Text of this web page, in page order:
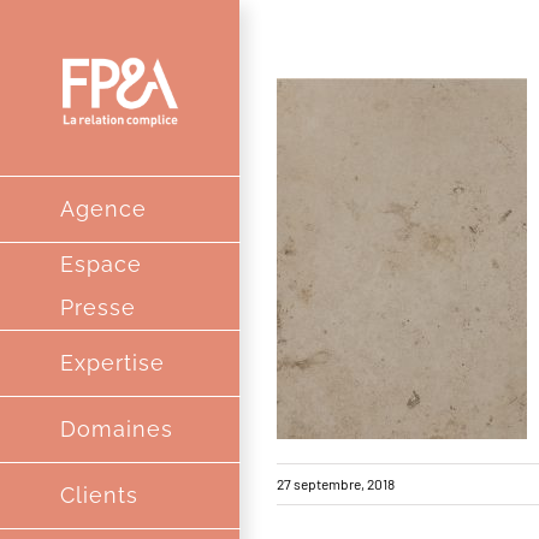
contenu
Agence
Espace
Presse
Expertise
Domaines
Clients 27 septembre, 2018